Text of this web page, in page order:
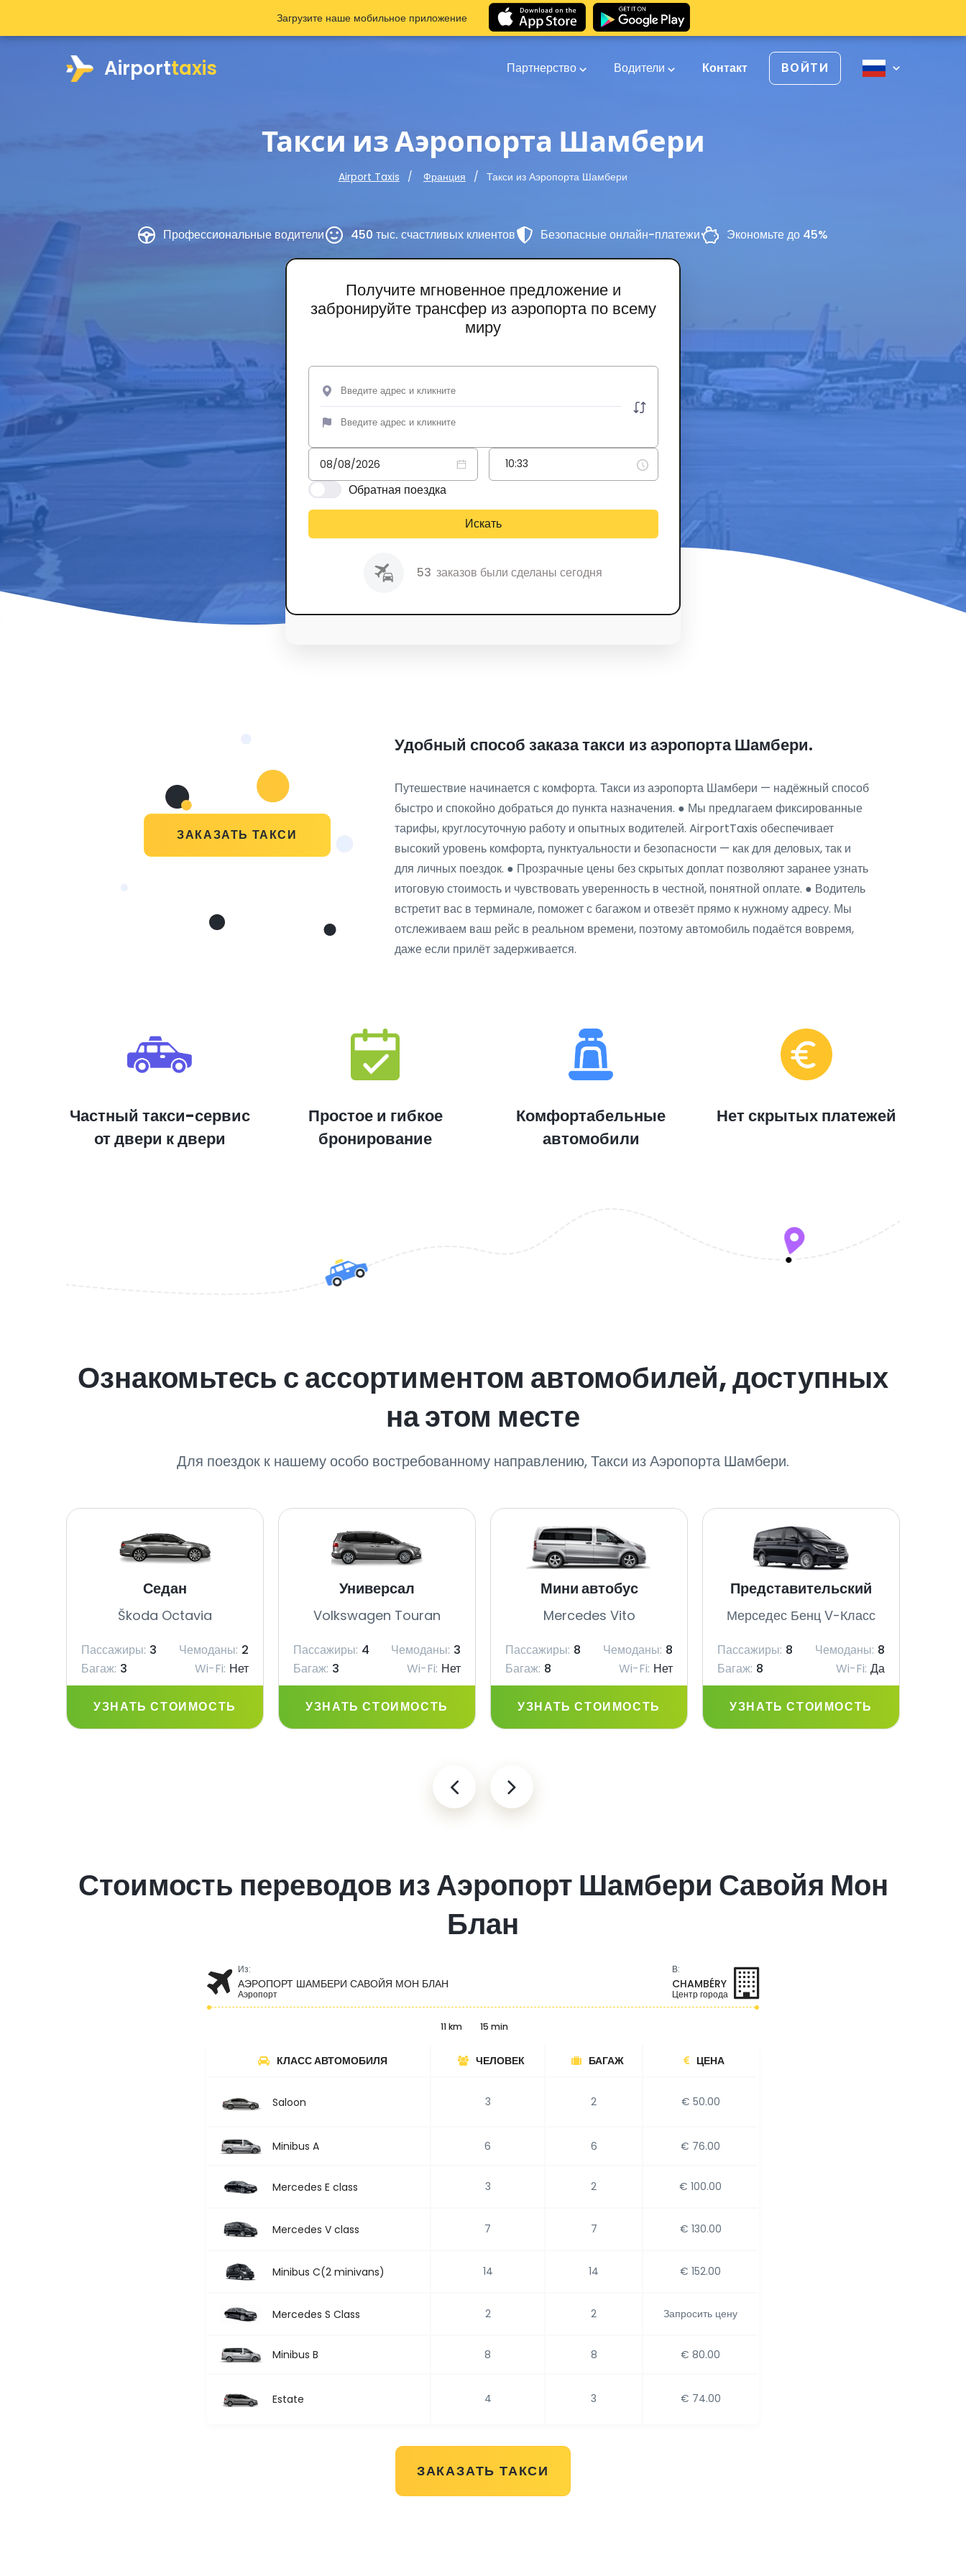
Airporttaxis Партнерство Водители Контакт ВОЙТИ
Такси из Аэропорта Шамбери
Airport Taxis Франция Такси из Аэропорта Шамбери
Профессиональные водители 450 тыс. счастливых клиентов Безопасные онлайн-платежи Экономьте до 45%
Получите мгновенное предложение и
забронируйте трансфер из аэропорта по всему
миру
Обратная поездка
Искать
53 заказов были сделаны сегодня
Загрузите наше мобильное приложение
ЗАКАЗАТЬ ТАКСИ
Удобный способ заказа такси из аэропорта Шамбери.
Путешествие начинается с комфорта. Такси из аэропорта Шамбери — надёжный способ
быстро и спокойно добраться до пункта назначения. ● Мы предлагаем фиксированные
тарифы, круглосуточную работу и опытных водителей. AirportTaxis обеспечивает
высокий уровень комфорта, пунктуальности и безопасности — как для деловых, так и
для личных поездок. ● Прозрачные цены без скрытых доплат позволяют заранее узнать
итоговую стоимость и чувствовать уверенность в честной, понятной оплате. ● Водитель
встретит вас в терминале, поможет с багажом и отвезёт прямо к нужному адресу. Мы
отслеживаем ваш рейс в реальном времени, поэтому автомобиль подаётся вовремя,
даже если прилёт задерживается.
Частный такси-сервис
от двери к двери
Простое и гибкое
бронирование
Комфортабельные
автомобили
Нет скрытых платежей
Ознакомьтесь с ассортиментом автомобилей, доступных
на этом месте
Для поездок к нашему особо востребованному направлению, Такси из Аэропорта Шамбери.
Седан
Škoda Octavia
Пассажиры: 3 Чемоданы: 2
Багаж: 3 Wi-Fi: Нет
УЗНАТЬ СТОИМОСТЬ
Универсал
Volkswagen Touran
Пассажиры: 4 Чемоданы: 3
Багаж: 3 Wi-Fi: Нет
УЗНАТЬ СТОИМОСТЬ
Мини автобус
Mercedes Vito
Пассажиры: 8 Чемоданы: 8
Багаж: 8 Wi-Fi: Нет
УЗНАТЬ СТОИМОСТЬ
Представительский
Мерседес Бенц V-Класс
Пассажиры: 8 Чемоданы: 8
Багаж: 8 Wi-Fi: Да
УЗНАТЬ СТОИМОСТЬ
Стоимость переводов из Аэропорт Шамбери Савойя Мон
Блан
Из:
АЭРОПОРТ ШАМБЕРИ САВОЙЯ МОН БЛАН
Аэропорт
В:
CHAMBÉRY
Центр города
11 km 15 min
КЛАСС АВТОМОБИЛЯ ЧЕЛОВЕК БАГАЖ ЦЕНА
Saloon 3 2 € 50.00
Minibus A 6 6 € 76.00
Mercedes E class 3 2 € 100.00
Mercedes V class 7 7 € 130.00
Minibus C(2 minivans) 14 14 € 152.00
Mercedes S Class 2 2 Запросить цену
Minibus B 8 8 € 80.00
Estate 4 3 € 74.00
ЗАКАЗАТЬ ТАКСИ